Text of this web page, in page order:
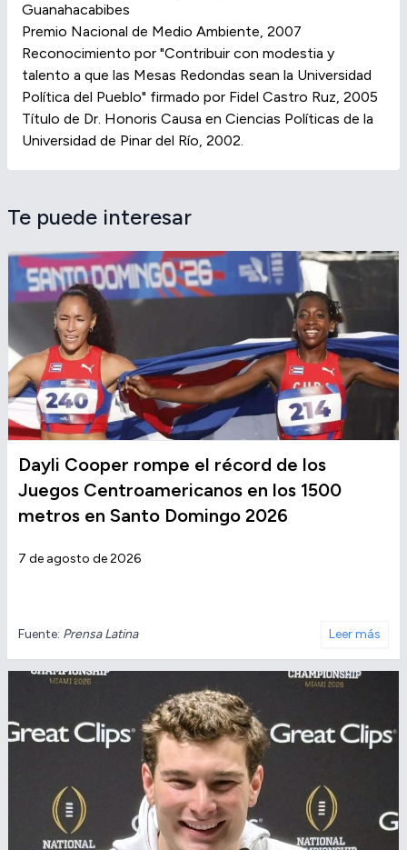
Guanahacabibes
Premio Nacional de Medio Ambiente, 2007
Reconocimiento por "Contribuir con modestia y
talento a que las Mesas Redondas sean la Universidad
Política del Pueblo" firmado por Fidel Castro Ruz, 2005
Título de Dr. Honoris Causa en Ciencias Políticas de la
Universidad de Pinar del Río, 2002.
Te puede interesar
Dayli Cooper rompe el récord de los
Juegos Centroamericanos en los 1500
metros en Santo Domingo 2026
7 de agosto de 2026
Fuente: Prensa Latina Leer más